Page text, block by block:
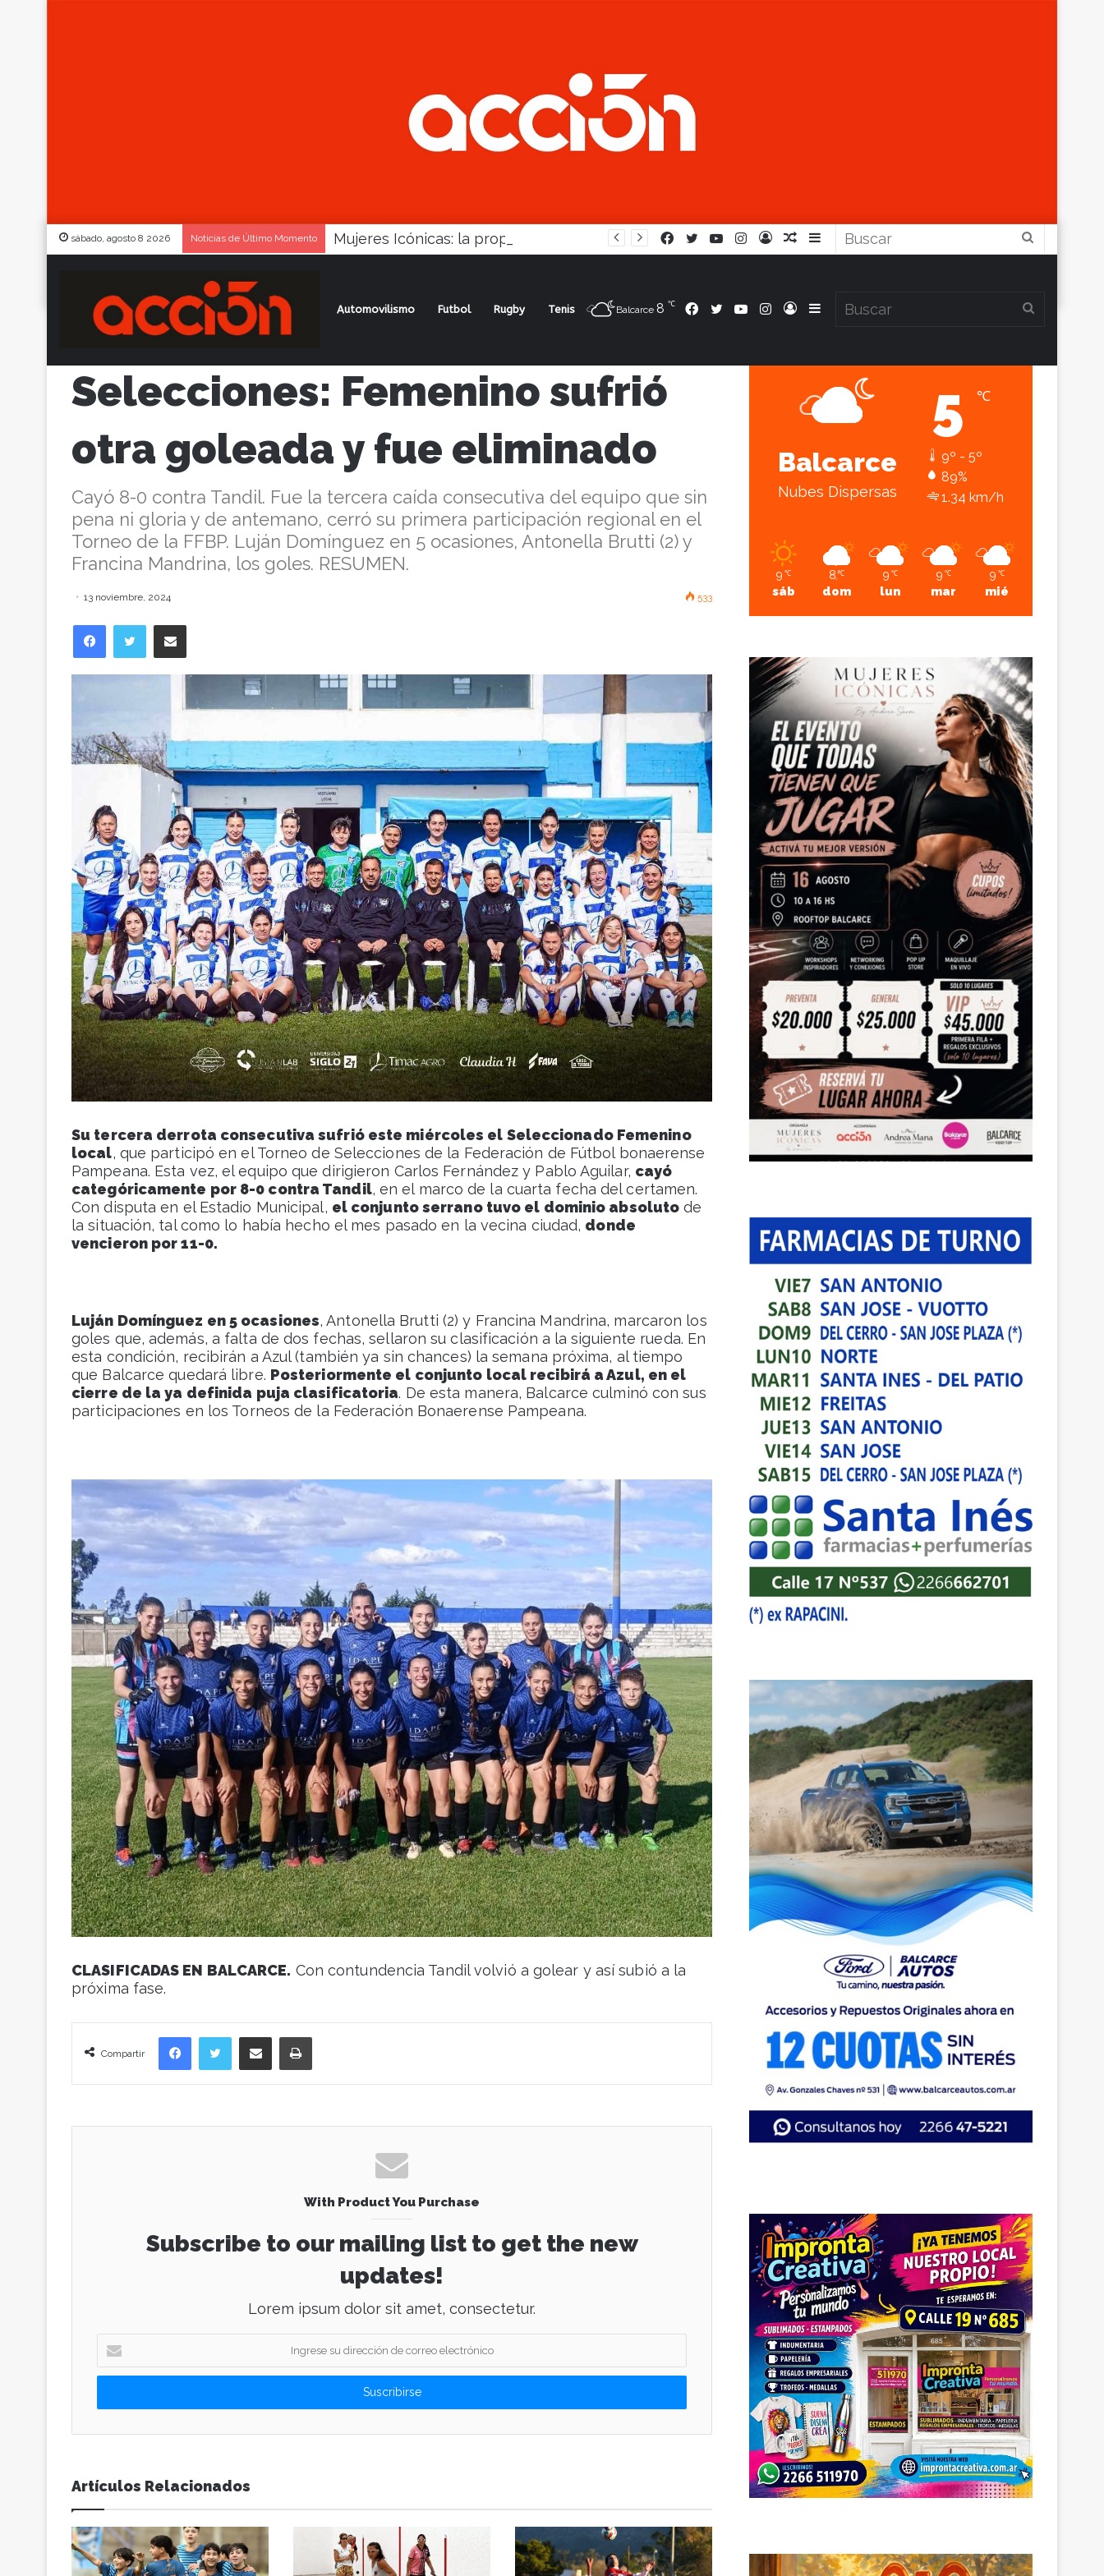
sábado, agosto 8 2026 Noticias de Último Momento
Barra
Artículo
Iniciar
Instagram
YouTube
Twitter
Facebook
Automovilismo Futbol Rugby Tenis Barra
Lateral
Iniciar
Sesión
Instagram
YouTube
Twitter
Facebook
Balcarce 8 ℃
Inicio/ Actualidad /Selecciones: Femenino sufrió otra goleada y fue eliminado
Selecciones: Femenino sufrió
otra goleada y fue eliminado
Cayó 8-0 contra Tandil. Fue la tercera caída consecutiva del equipo que sin
pena ni gloria y de antemano, cerró su primera participación regional en el
Torneo de la FFBP. Luján Domínguez en 5 ocasiones, Antonella Brutti (2) y
Francina Mandrina, los goles. RESUMEN.
13 noviembre, 2024 533
Facebook
Su tercera derrota consecutiva sufrió este miércoles el Seleccionado Femenino
local, que participó en el Torneo de Selecciones de la Federación de Fútbol bonaerense
Pampeana. Esta vez, el equipo que dirigieron Carlos Fernández y Pablo Aguilar, cayó
categóricamente por 8-0 contra Tandil, en el marco de la cuarta fecha del certamen.
Con disputa en el Estadio Municipal, el conjunto serrano tuvo el dominio absoluto de
la situación, tal como lo había hecho el mes pasado en la vecina ciudad, donde
vencieron por 11-0.
Luján Domínguez en 5 ocasiones, Antonella Brutti (2) y Francina Mandrina, marcaron los
goles que, además, a falta de dos fechas, sellaron su clasificación a la siguiente rueda. En
esta condición, recibirán a Azul (también ya sin chances) la semana próxima, al tiempo
que Balcarce quedará libre. Posteriormente el conjunto local recibirá a Azul, en el
cierre de la ya definida puja clasificatoria. De esta manera, Balcarce culminó con sus
participaciones en los Torneos de la Federación Bonaerense Pampeana.
CLASIFICADAS EN BALCARCE. Con contundencia Tandil volvió a golear y así subió a la
próxima fase.
Compartir
Facebook Compartir vía correo electrónico
With Product You Purchase
Subscribe to our mailing list to get the new
updates!
Lorem ipsum dolor sit amet, consectetur.
g
e
u
i
r
e
c
Artículos Relacionados
Balcarce
Nubes Dispersas
5 ℃
9º - 5º
89%
1.34 km/h
9 ℃
sáb
8 ℃
dom
9 ℃
lun
9 ℃
mar
9 ℃
mié